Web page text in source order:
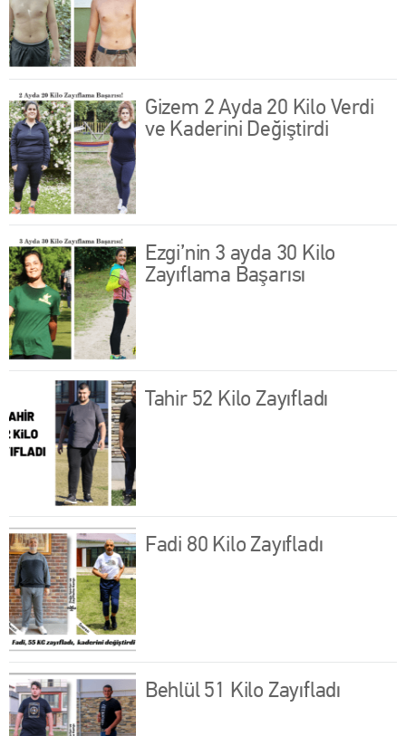
Gizem 2 Ayda 20 Kilo Verdi
ve Kaderini Değiştirdi
Ezgi’nin 3 ayda 30 Kilo
Zayıflama Başarısı
Tahir 52 Kilo Zayıfladı
Fadi 80 Kilo Zayıfladı
Behlül 51 Kilo Zayıfladı